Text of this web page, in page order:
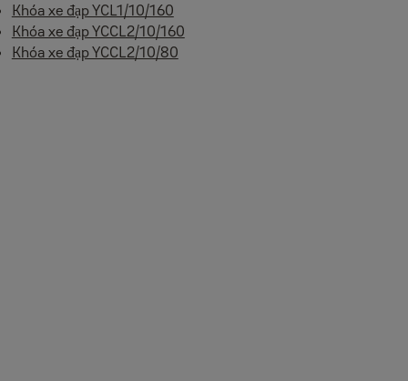
Khóa xe đạp YCL1/10/160
Khóa xe đạp YCCL2/10/160
Khóa xe đạp YCCL2/10/80